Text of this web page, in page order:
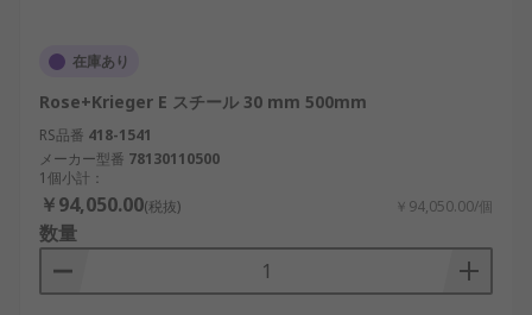
在庫あり
Rose+Krieger E スチール 30 mm 500mm
RS品番 418-1541
メーカー型番 78130110500
1個小計：
￥94,050.00(税抜) ￥94,050.00/個
数量